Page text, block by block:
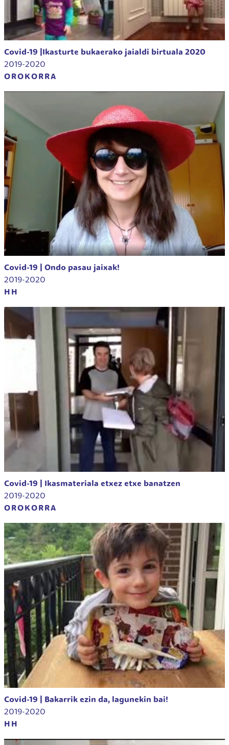
Covid-19 |Ikasturte bukaerako jaialdi birtuala 2020
2019-2020
OROKORRA
Covid-19 | Ondo pasau jaixak!
2019-2020
HH
Covid-19 | Ikasmateriala etxez etxe banatzen
2019-2020
OROKORRA
Covid-19 | Bakarrik ezin da, lagunekin bai!
2019-2020
HH